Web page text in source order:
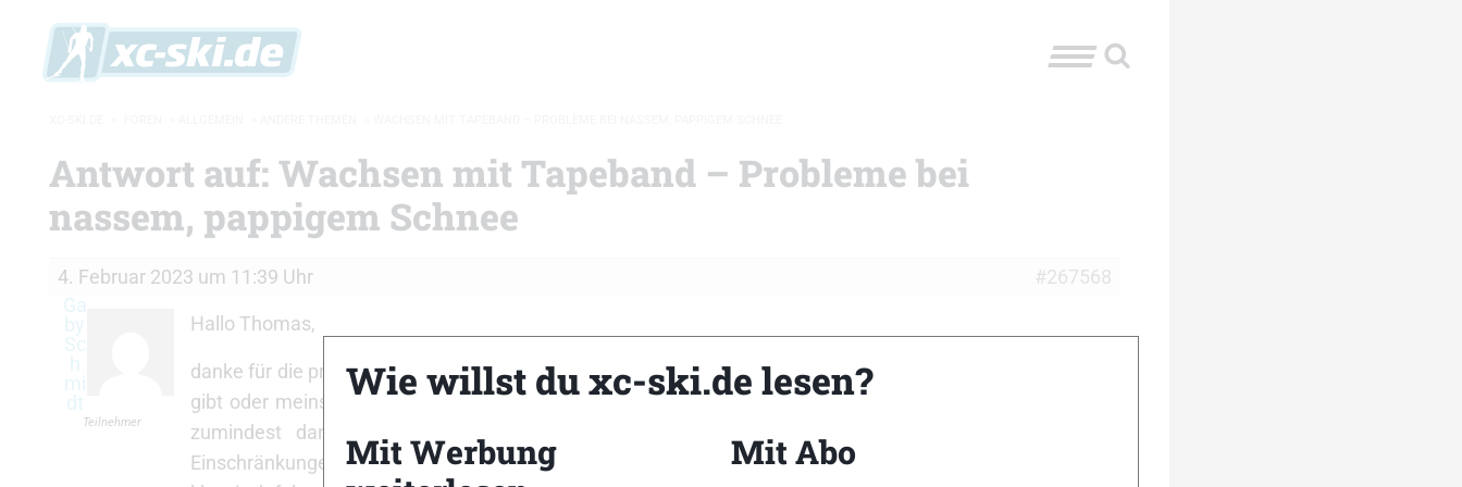
Antwort auf: Wachsen mit Tapeband – Probleme bei
nassem, pappigem Schnee
4. Februar 2023 um 11:39 Uhr
#267568
Ga
by
Sc
h
mi
dt
Teilnehmer
Hallo Thomas,
danke für die prompte Antwort. Das klingt nicht so, als ob es sowas wie „schnelle erste Hilfe“ auf der Loipe
gibt oder meinst du es hilft, wenn ich unterwegs bin und dann irgendwie Steigwax drauf wachse? Wäre
zumindest dann hilfreich, wenn der Weg noch weit ist. Ansonsten nehme ich, glaube ich, die
Einschränkungen des Tape weiterhin in Kauf. Meist funktioniert‘s ja einwandfrei für meine Ansprüche und
Wie willst du xc-ski.de lesen?
Mit Werbung
Mit Abo